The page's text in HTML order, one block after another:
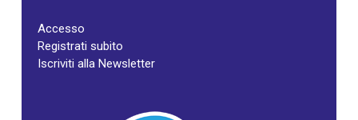
Accesso
Registrati subito
Iscriviti alla Newsletter